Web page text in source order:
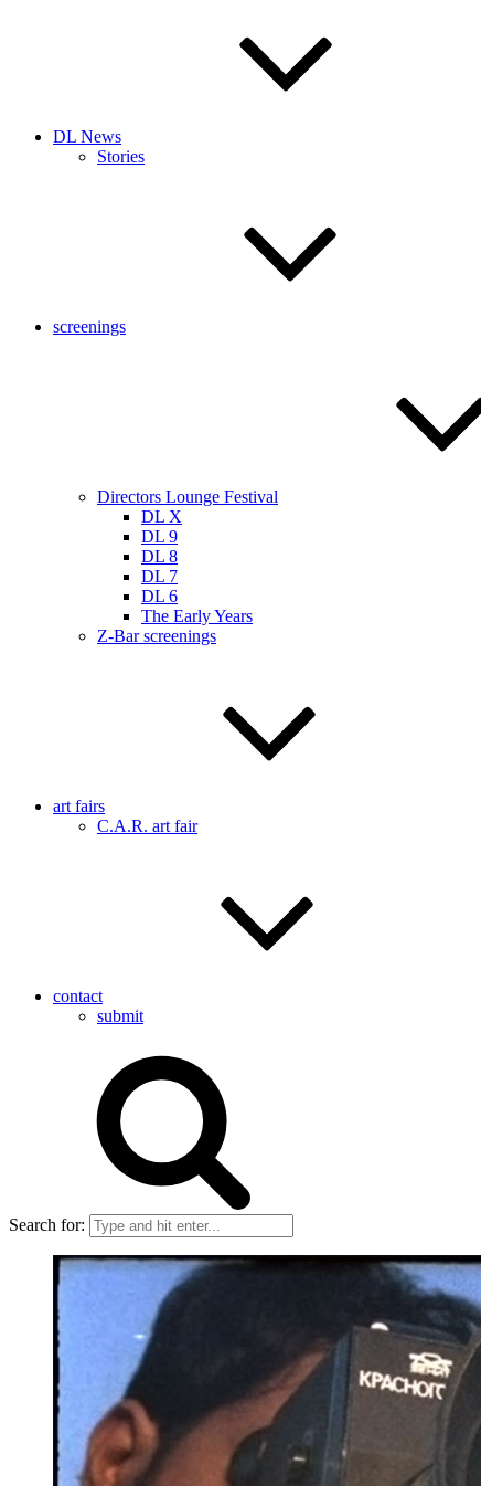
DL News
Stories
screenings
Directors Lounge Festival
DL X
DL 9
DL 8
DL 7
DL 6
The Early Years
Z-Bar screenings
art fairs
C.A.R. art fair
contact
submit
Search for: